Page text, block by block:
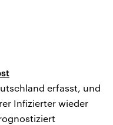
erfasst, und
Infizierter wieder